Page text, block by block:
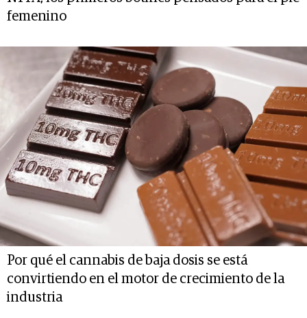
femenino
Por qué el cannabis de baja dosis se está
convirtiendo en el motor de crecimiento de la
industria